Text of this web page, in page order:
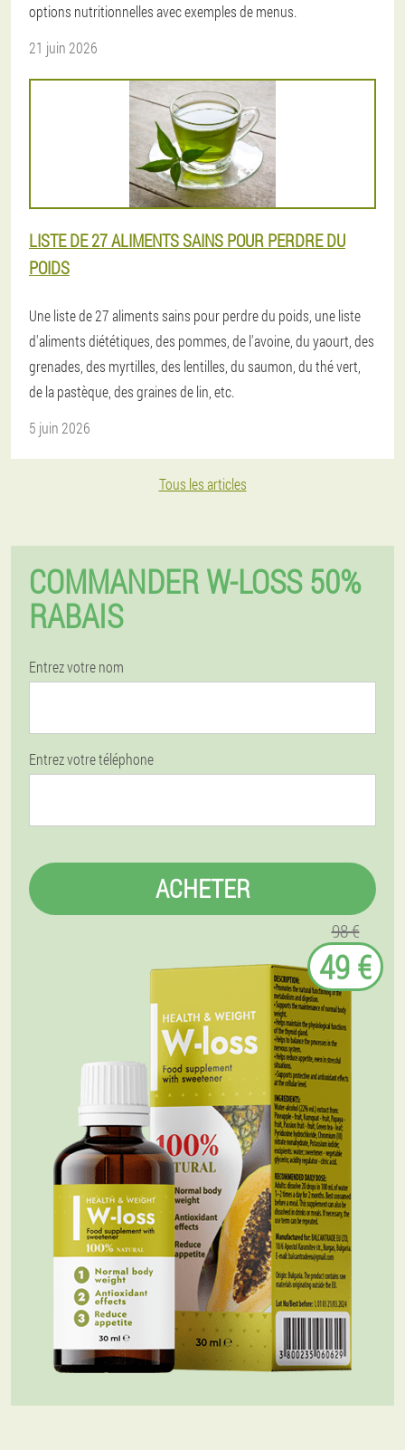
options nutritionnelles avec exemples de menus.
21 juin 2026
LISTE DE 27 ALIMENTS SAINS POUR PERDRE DU
POIDS
Une liste de 27 aliments sains pour perdre du poids, une liste
d'aliments diététiques, des pommes, de l'avoine, du yaourt, des
grenades, des myrtilles, des lentilles, du saumon, du thé vert,
de la pastèque, des graines de lin, etc.
5 juin 2026
Tous les articles
COMMANDER W-LOSS 50%
RABAIS
Entrez votre nom
Entrez votre téléphone
ACHETER
98 €
49 €